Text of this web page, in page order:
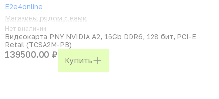
E2e4online
Магазины рядом с вами
Нет в наличии
Видеокарта PNY NVIDIA A2, 16Gb DDR6, 128 бит, PCI-E,
Retail (TCSA2M-PB)
139500.00 ₽
Купить